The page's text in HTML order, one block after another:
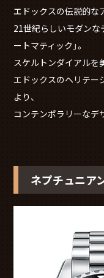
エドックスの伝説的な
21世紀らしいモダンな
ートマティック」。
スケルトンダイアルを
エドックスのヘリテー
より、
コンテンポラリーなデ
ネプチュニア